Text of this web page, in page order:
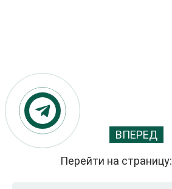
ВПЕРЕД
Перейти на страницу: